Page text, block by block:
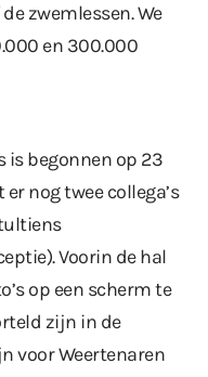
zwemlessen. We
en 300.000
is begonnen op 23
nog twee collega’s
Voorin de hal
op een scherm te
zijn in de
voor Weertenaren